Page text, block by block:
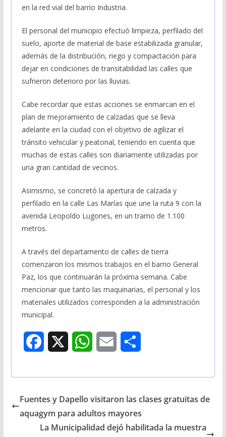
en la red vial del barrio Industria.
El personal del municipio efectuó limpieza, perfilado del
suelo, aporte de material de base estabilizada granular,
además de la distribución, riego y compactación para
dejar en condiciones de transitabilidad las calles que
sufrieron deterioro por las lluvias.
Cabe recordar que estas acciones se enmarcan en el
plan de mejoramiento de calzadas que se lleva
adelante en la ciudad con el objetivo de agilizar el
tránsito vehicular y peatonal, teniendo en cuenta que
muchas de estas calles son diariamente utilizadas por
una gran cantidad de vecinos.
Asimismo, se concretó la apertura de calzada y
perfilado en la calle Las Marías que une la ruta 9 con la
avenida Leopoldo Lugones, en un tramo de 1.100
metros.
A través del departamento de calles de tierra
comenzaron los mismos trabajos en el barrio General
Paz, los que continuarán la próxima semana. Cabe
mencionar que tanto las maquinarias, el personal y los
materiales utilizados corresponden a la administración
municipal.
e
b
W
t
s
i
l
r
e
Fuentes y Dapello visitaron las clases gratuitas de
aquagym para adultos mayores
La Municipalidad dejó habilitada la muestra